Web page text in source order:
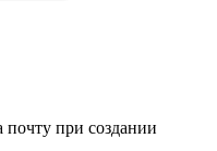
при создании